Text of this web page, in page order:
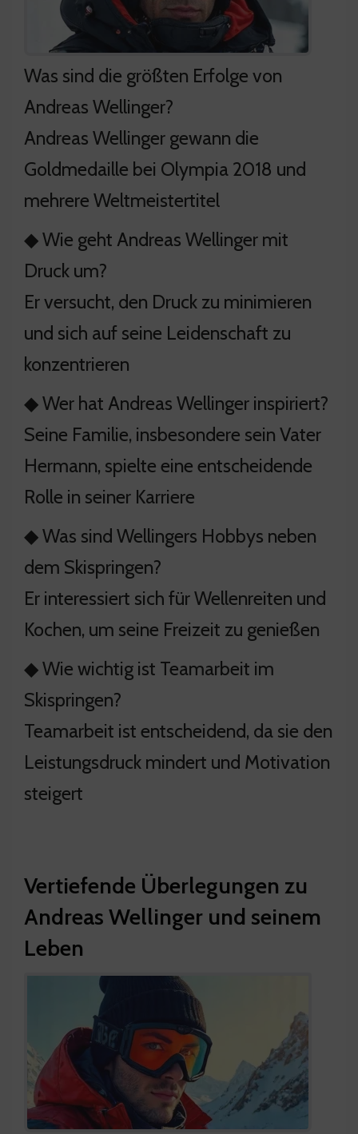
Was sind die größten Erfolge von
Andreas Wellinger?
Andreas Wellinger gewann die
Goldmedaille bei Olympia 2018 und
mehrere Weltmeistertitel
◆ Wie geht Andreas Wellinger mit
Druck um?
Er versucht, den Druck zu minimieren
und sich auf seine Leidenschaft zu
konzentrieren
◆ Wer hat Andreas Wellinger inspiriert?
Seine Familie, insbesondere sein Vater
Hermann, spielte eine entscheidende
Rolle in seiner Karriere
◆ Was sind Wellingers Hobbys neben
dem Skispringen?
Er interessiert sich für Wellenreiten und
Kochen, um seine Freizeit zu genießen
◆ Wie wichtig ist Teamarbeit im
Skispringen?
Teamarbeit ist entscheidend, da sie den
Leistungsdruck mindert und Motivation
steigert
Vertiefende Überlegungen zu
Andreas Wellinger und seinem
Leben